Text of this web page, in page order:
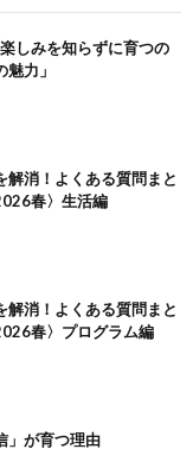
しみを知らずに育つの
力」
解消！よくある質問まと
春〉生活編
解消！よくある質問まと
春〉プログラム編
」が育つ理由